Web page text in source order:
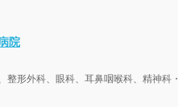
院
整形外科、眼科、耳鼻咽喉科、精神